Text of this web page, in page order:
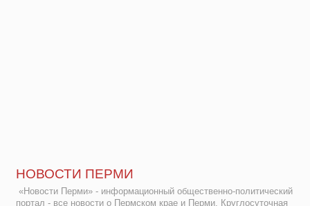
НОВОСТИ ПЕРМИ
«Новости Перми» - информационный общественно-политический
портал - все новости о Пермском крае и Перми. Круглосуточная